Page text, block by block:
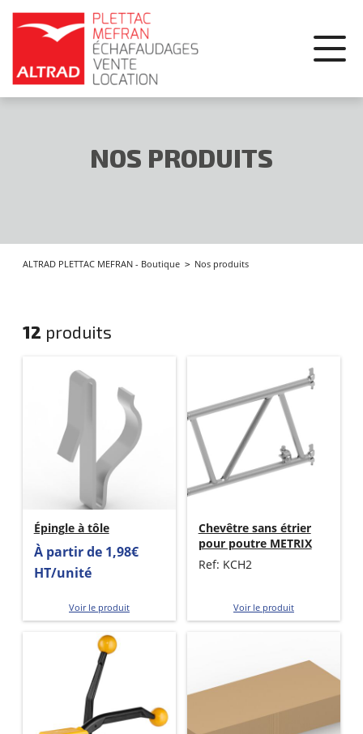
NOS PRODUITS
ALTRAD PLETTAC MEFRAN - Boutique Nos produits
12 produits
Épingle à tôle
À partir de 1,98€
HT/unité
Voir le produit
Chevêtre sans étrier
pour poutre METRIX
Ref: KCH2
Voir le produit
Panneau de gestion des cookies